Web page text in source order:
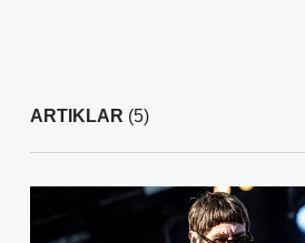
ARTIKLAR (5)